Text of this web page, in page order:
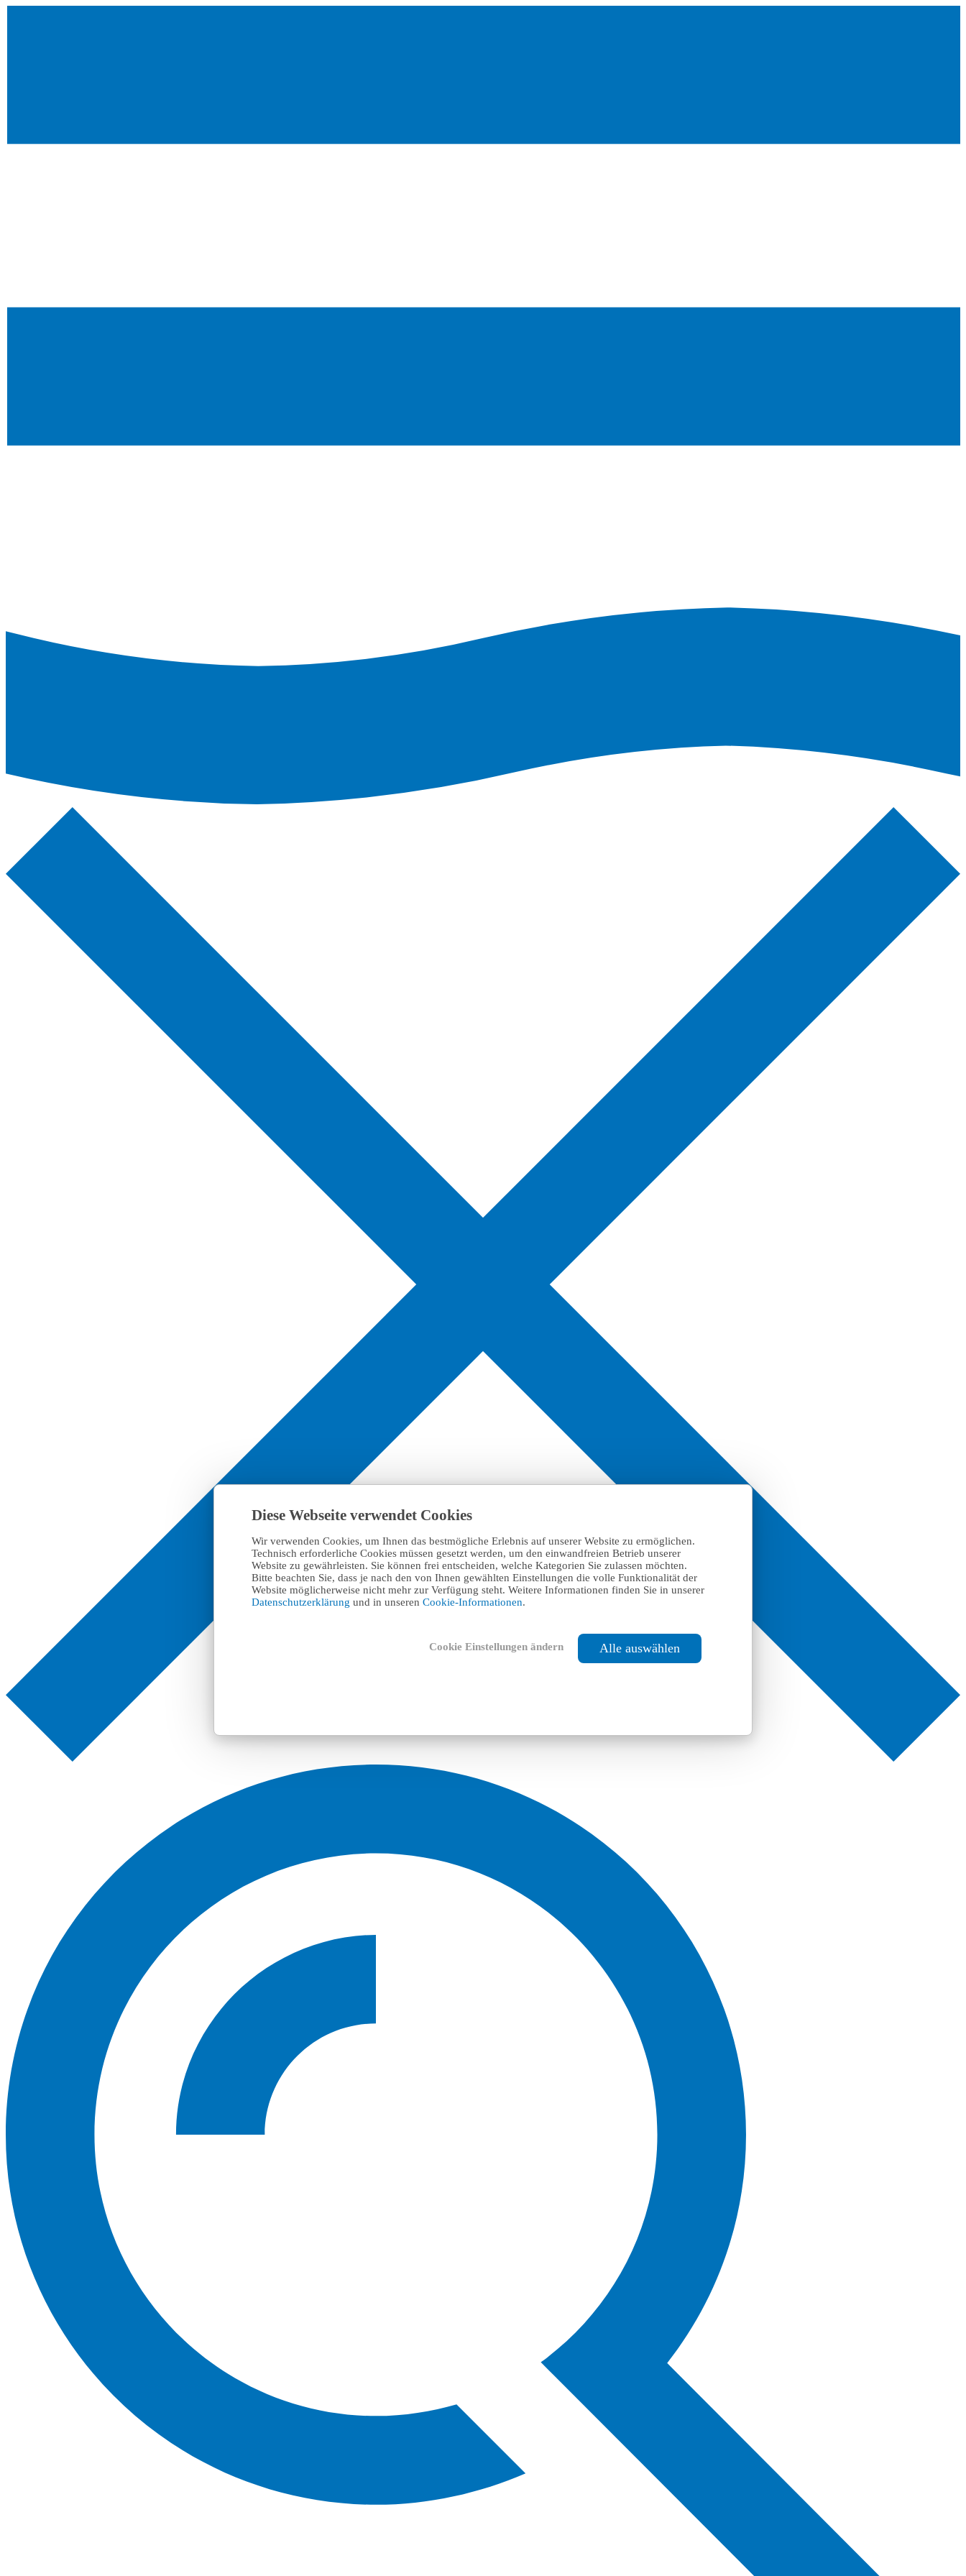
Diese Webseite verwendet Cookies
Wir verwenden Cookies, um Ihnen das bestmögliche Erlebnis auf unserer Website zu ermöglichen.
Technisch erforderliche Cookies müssen gesetzt werden, um den einwandfreien Betrieb unserer
Website zu gewährleisten. Sie können frei entscheiden, welche Kategorien Sie zulassen möchten.
Bitte beachten Sie, dass je nach den von Ihnen gewählten Einstellungen die volle Funktionalität der
Website möglicherweise nicht mehr zur Verfügung steht. Weitere Informationen finden Sie in unserer
Datenschutzerklärung und in unseren Cookie-Informationen.
Cookie Einstellungen ändern Alle auswählen